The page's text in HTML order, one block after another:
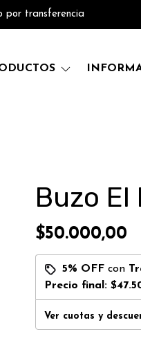
por transferencia
Buzo
$50.000,00
5% OFFcon
Precio final:
Ver cuotas y